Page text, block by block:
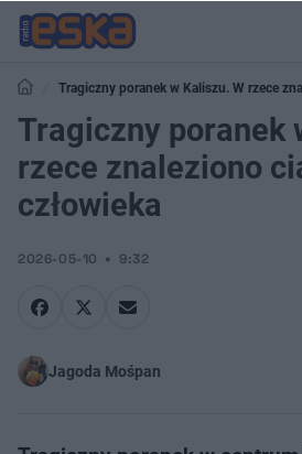
Tragiczny poranek w Kaliszu. W rzece
Tragiczny poranek
rzece znaleziono
człowieka
2026-05-10 9:32
Jagoda Mośpan